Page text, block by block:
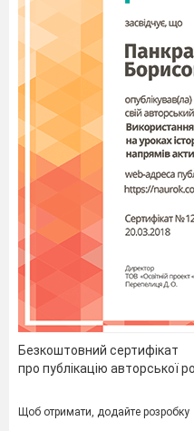
Безкоштовний сертифікат
про публікацію авторської
Щоб отримати, додайте розробку